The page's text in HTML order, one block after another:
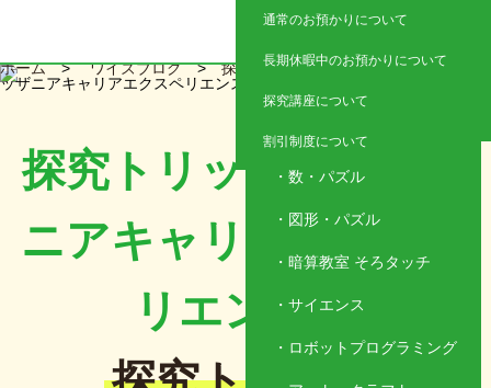
ュ
数・パズル
図形・パズル
暗算教室 そろタッチ
サイエンス
ロボットプログラミング
神奈川
埼玉
通常のお預かりについて
長期休暇中のお預かりについて
探究講座について
割引制度について
ホーム>ワイズブログ>探究トリップ> 探究トリップ（キ
ッザニアキャリアエクスペリエンス）
探究トリップ（キッザ
ニアキャリアエクスペ
リエンス）